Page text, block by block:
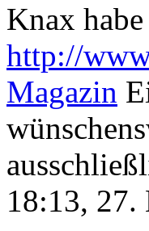
Knax
http://
Magazin
18:13,